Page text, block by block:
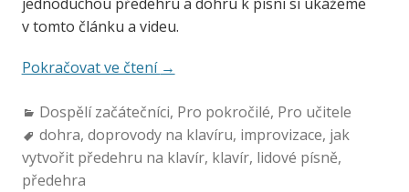
v tomto článku a videu.
Pokračovat ve čtení →
Dospělí začátečníci, Pro pokročilé, Pro učitele
dohra, doprovody na klavíru, improvizace, jak
vytvořit předehru na klavír, klavír, lidové písně,
předehra